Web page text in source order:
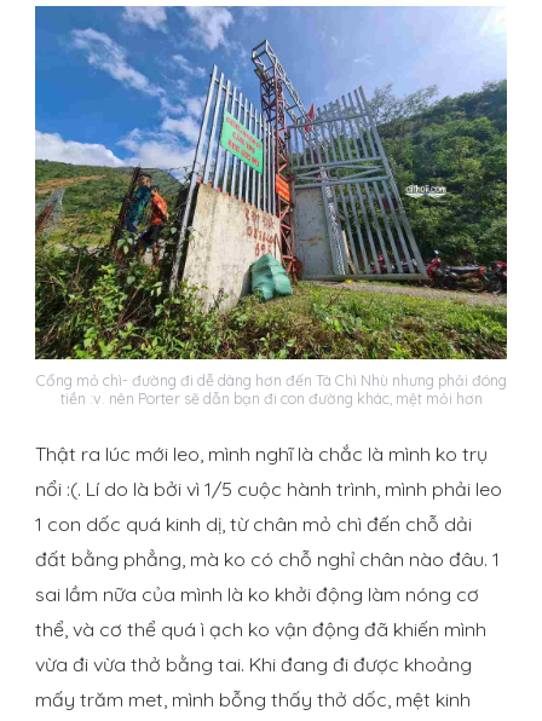
Cổng mỏ chì- đường đi dễ dàng hơn đến Tà Chì Nhù nhưng phải đóng
tiền :v. nên Porter sẽ dẫn bạn đi con đường khác, mệt mỏi hơn
Thật ra lúc mới leo, mình nghĩ là chắc là mình ko trụ
nổi :(. Lí do là bởi vì 1/5 cuộc hành trình, mình phải leo
1 con dốc quá kinh dị, từ chân mỏ chì đến chỗ dải
đất bằng phẳng, mà ko có chỗ nghỉ chân nào đâu. 1
sai lầm nữa của mình là ko khởi động làm nóng cơ
thể, và cơ thể quá ì ạch ko vận động đã khiến mình
vừa đi vừa thở bằng tai. Khi đang đi được khoảng
mấy trăm met, mình bỗng thấy thở dốc, mệt kinh